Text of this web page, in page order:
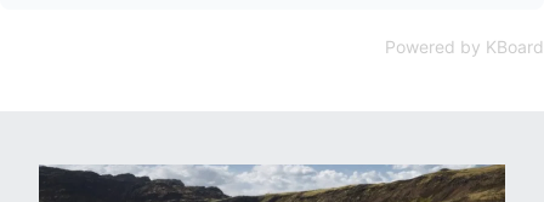
Powered by KBoard